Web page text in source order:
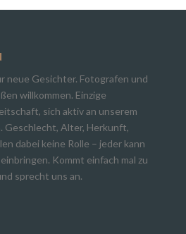
neue Gesichter. Fotografen und
willkommen. Einzige
sich aktiv an unserem
Geschlecht, Alter, Herkunft,
dabei keine Rolle – jeder kann
Kommt einfach mal zu
sprecht uns an.